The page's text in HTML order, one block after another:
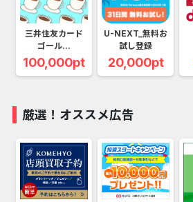
三井住友カード
ゴール...
100,000pt
U-NEXT_無料お
試し登録
20,000pt
厳選！オススメ広告